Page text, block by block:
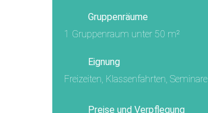
Gruppenräume
1 Gruppenraum unter 50 m²
Eignung
Freizeiten, Klassenfahrten, Seminare
Preise und Verpflegung